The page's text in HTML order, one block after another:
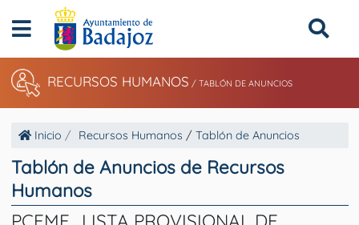
RECURSOS HUMANOS / TABLÓN DE ANUNCIOS
Inicio Recursos Humanos / Tablón de Anuncios
Tablón de Anuncios de Recursos
Humanos